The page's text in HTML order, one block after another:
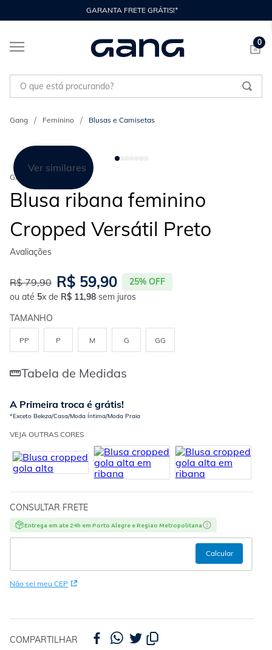
GARANTA FRETE GRÁTIS!*
0
O que está procurando?
Feminino Blusas e Camisetas
Ver similares
GANG
Blusa ribana feminino
Cropped Versátil Preto
R$ 79,90 R$ 59,90 25% OFF
ou até 5x de R$ 11,98 sem juros
TAMANHO
PP P M G GG
Tabela de Medidas
A Primeira troca é grátis!
*Exceto Beleza/Casa/Moda Íntima/Moda Praia
VEJA OUTRAS CORES
CONSULTAR FRETE
Entrega em ate 24h em Porto Alegre e Regiao Metropolitana
Não sei meu CEP
COMPARTILHAR